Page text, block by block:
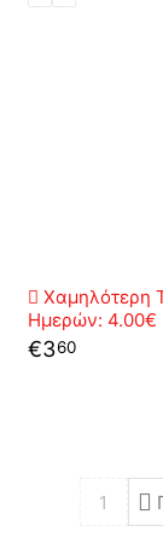
Χαμηλότερη
Ημερών: 4.00€
€360
1